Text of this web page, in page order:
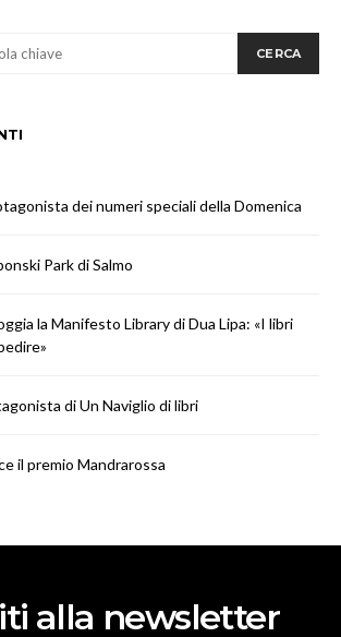
CERCA
dei numeri speciali della Domenica
Park di Salmo
la Manifesto Library di Dua Lipa: «I libri
di Un Naviglio di libri
il premio Mandrarossa
alla newsletter